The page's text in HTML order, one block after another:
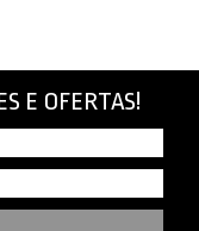
E OFERTAS!